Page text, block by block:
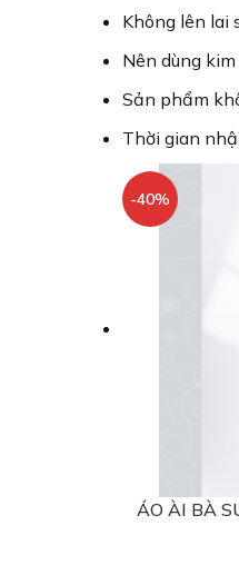
Không lên lai
Nên dùng
Sản phẩm
Thời gian
-40%
ÁO ÀI BÀ